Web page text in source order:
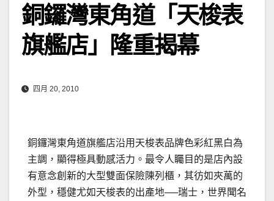
銅鑼灣東角道「天梭表
旗艦店」隆重揭幕
四月 20, 2010
銅鑼灣東角道旗艦店沿用天梭表品牌色彩紅黑白為
主調，顯得極具動感活力。最令人矚目的是店內設
有意念創新的大型雙面保險陳列櫃，其彷如夾萬的
外型，穩健尤如天梭表的出產地──瑞士，世界聞名